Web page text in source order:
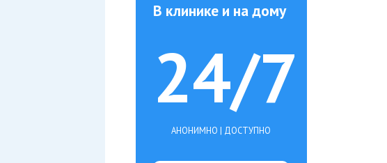
В клинике и на дому
24/7
АНОНИМНО | ДОСТУПНО